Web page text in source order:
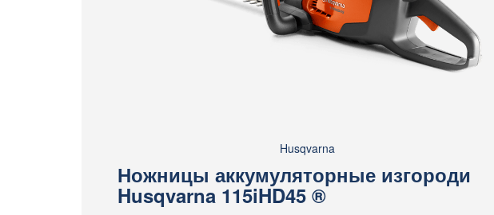
Husqvarna
Ножницы аккумуляторные изгороди
Husqvarna 115iHD45 ®